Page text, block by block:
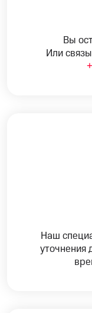
Вы
Или
Наш
уточнения